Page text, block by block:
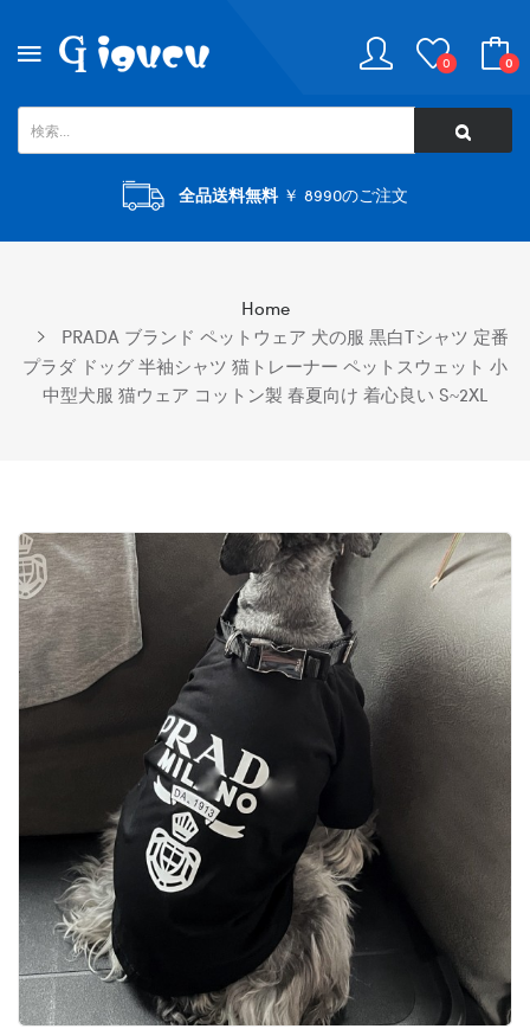
0 0
全品送料無料￥ 8990のご注文
Home
PRADA ブランド ペットウェア 犬の服 黒白Tシャツ 定番
プラダ ドッグ 半袖シャツ 猫トレーナー ペットスウェット 小
中型犬服 猫ウェア コットン製 春夏向け 着心良い S~2XL